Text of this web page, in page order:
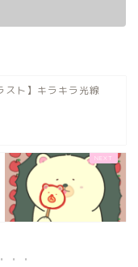
スト】キラキラ光線